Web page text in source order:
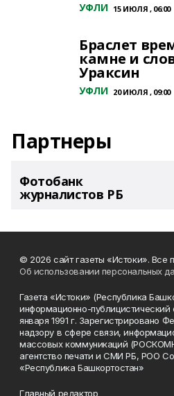
УФЛИ 15 ИЮЛЯ , 06:00
Браслет
камне и
Ураксин
УФЛИ 20 ИЮЛЯ , 09:00
Партнеры
Фотобанк
журналистов РБ
© 2026 сайт газеты «Истоки». Все
Об использовании персональных
Газета «Истоки» (Республика
информационно-
января 1991 г. Зарегистрировано
надзору в сфере связи,
массовых коммуникаций
агентство печати и СМИ РБ, РОО
«Республика Башкортостан»
Главный редактор